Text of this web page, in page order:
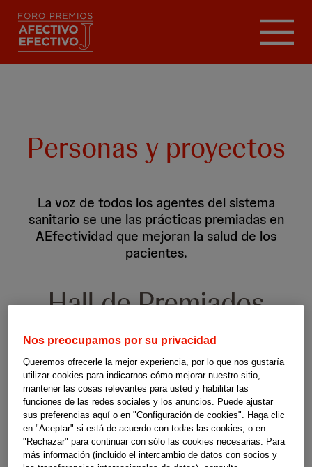
Pasar
Personas y proyectos
La voz de todos los agentes del sistema
sanitario se une las prácticas premiadas en
AEfectividad que mejoran la salud de los
pacientes.
Hall de Premiados
historia de la sanidad en España
Ver ahora
Nos preocupamos por su privacidad
Queremos ofrecerle la mejor experiencia, por lo que nos gustaría
utilizar cookies para indicarnos cómo mejorar nuestro sitio,
mantener las cosas relevantes para usted y habilitar las
funciones de las redes sociales y los anuncios. Puede ajustar
sus preferencias aquí o en "Configuración de cookies". Haga clic
en "Aceptar" si está de acuerdo con todas las cookies, o en
"Rechazar" para continuar con sólo las cookies necesarias. Para
más información (incluido el intercambio de datos con socios y